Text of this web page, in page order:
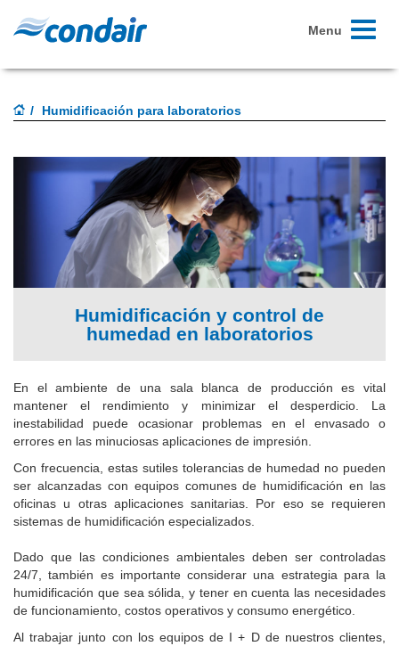
Toggle
Menu
Humidificación para laboratorios
Humidificación y control de
humedad en laboratorios
En el ambiente de una sala blanca de producción es vital
mantener el rendimiento y minimizar el desperdicio. La
inestabilidad puede ocasionar problemas en el envasado o
errores en las minuciosas aplicaciones de impresión.
Con frecuencia, estas sutiles tolerancias de humedad no pueden
ser alcanzadas con equipos comunes de humidificación en las
oficinas u otras aplicaciones sanitarias. Por eso se requieren
sistemas de humidificación especializados.
Dado que las condiciones ambientales deben ser controladas
24/7, también es importante considerar una estrategia para la
humidificación que sea sólida, y tener en cuenta las necesidades
de funcionamiento, costos operativos y consumo energético.
Al trabajar junto con los equipos de I + D de nuestros clientes,